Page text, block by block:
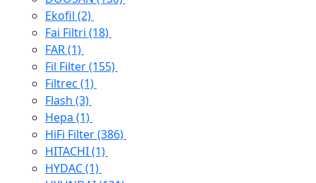
Ekofil (2)
Fai Filtri (18)
FAR(1)
Fil Filter(155)
Filtrec (1)
Flash (3)
Hepa (1)
HiFi Filter(386)
HITACHI(1)
HYDAC(1)